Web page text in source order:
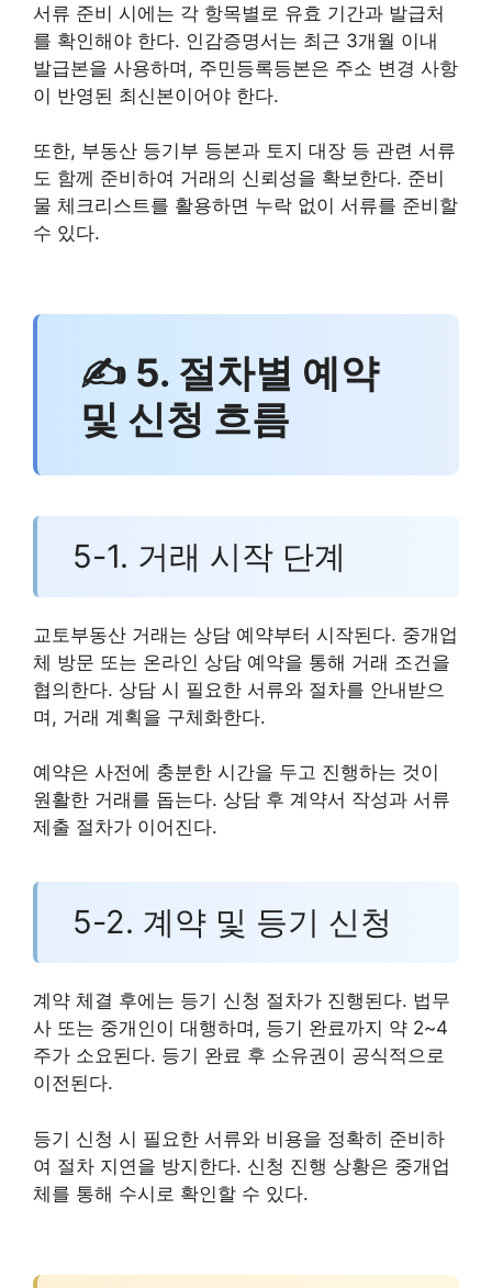
서류 준비 시에는 각 항목별로 유효 기간과 발급처
를 확인해야 한다. 인감증명서는 최근 3개월 이내
발급본을 사용하며, 주민등록등본은 주소 변경 사항
이 반영된 최신본이어야 한다.
또한, 부동산 등기부 등본과 토지 대장 등 관련 서류
도 함께 준비하여 거래의 신뢰성을 확보한다. 준비
물 체크리스트를 활용하면 누락 없이 서류를 준비할
수 있다.
✍ 5. 절차별 예약
및 신청 흐름
5-1. 거래 시작 단계
교토부동산 거래는 상담 예약부터 시작된다. 중개업
체 방문 또는 온라인 상담 예약을 통해 거래 조건을
협의한다. 상담 시 필요한 서류와 절차를 안내받으
며, 거래 계획을 구체화한다.
예약은 사전에 충분한 시간을 두고 진행하는 것이
원활한 거래를 돕는다. 상담 후 계약서 작성과 서류
제출 절차가 이어진다.
5-2. 계약 및 등기 신청
계약 체결 후에는 등기 신청 절차가 진행된다. 법무
사 또는 중개인이 대행하며, 등기 완료까지 약 2~4
주가 소요된다. 등기 완료 후 소유권이 공식적으로
이전된다.
등기 신청 시 필요한 서류와 비용을 정확히 준비하
여 절차 지연을 방지한다. 신청 진행 상황은 중개업
체를 통해 수시로 확인할 수 있다.